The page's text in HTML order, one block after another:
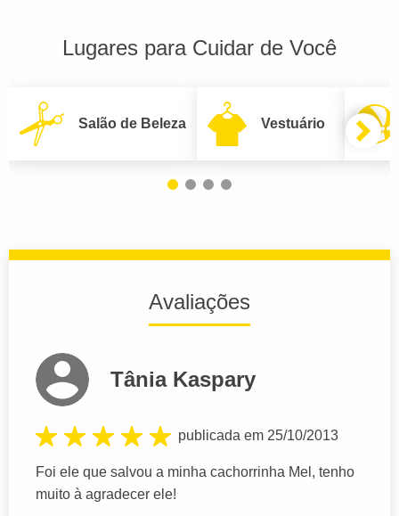
Lugares para Cuidar de Você
Salão de Beleza Vestuário
Avaliações
Tânia Kaspary
publicada em 25/10/2013
Foi ele que salvou a minha cachorrinha Mel, tenho
muito à agradecer ele!